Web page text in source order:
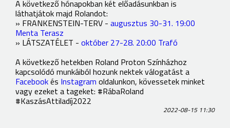
A következő hónapokban két előadásunkban is
láthatjátok majd Rolandot:
» FRANKENSTEIN-TERV - augusztus 30-31. 19:00
Menta Terasz
» LÁTSZATÉLET - október 27-28. 20:00 Trafó
A következő hetekben Roland Proton Színházhoz
kapcsolódó munkáiból hozunk nektek válogatást a
Facebook és Instagram oldalunkon, kövessetek minket
vagy ezeket a tageket: #RábaRoland
#KaszásAttiladíj2022
2022-08-15 11:30